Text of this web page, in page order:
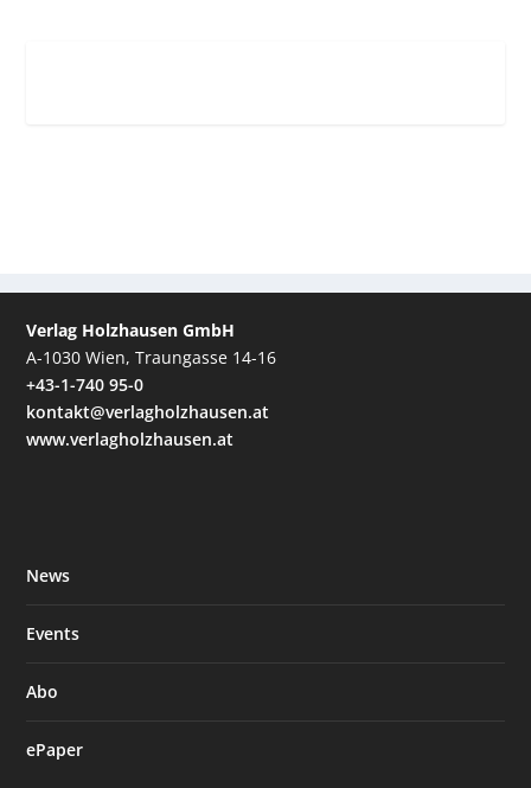
Verlag Holzhausen GmbH
A-1030 Wien, Traungasse 14-16
+43-1-740 95-0
kontakt@verlagholzhausen.at
www.verlagholzhausen.at
News
Events
Abo
ePaper